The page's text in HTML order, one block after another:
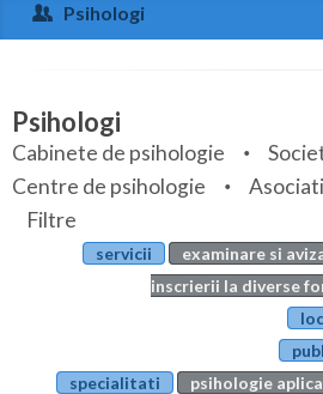
Arges
Bihor
Bistrita-Nasaud
Botosani
Bucuresti
Psihologi
Specialitati
Servicii
Articole
Evenimente
Psihologi
Cabinete de psihologie
Centre de psihologie
Filtre
servicii
examinare si
inscrierii la diverse
specialitati
psihologie